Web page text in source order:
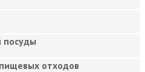
посуды
отходов